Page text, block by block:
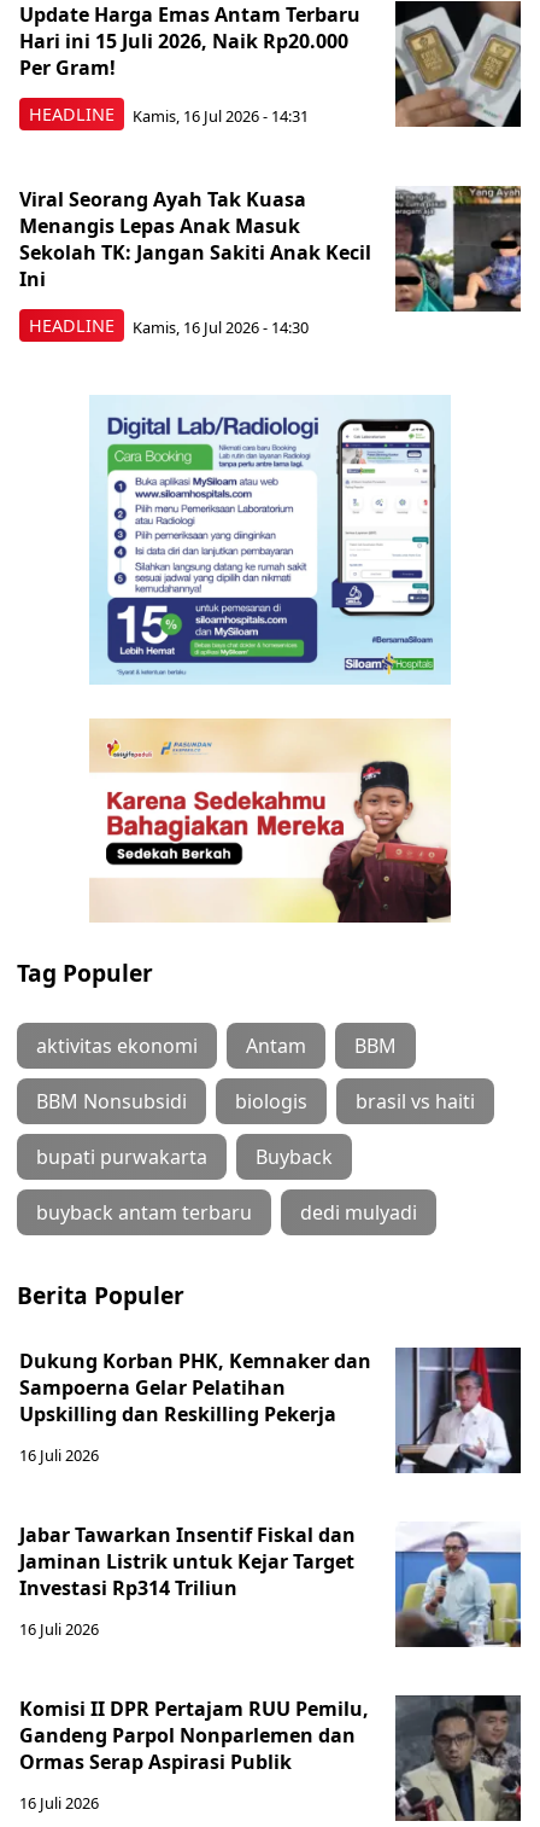
HEADLINE
Update Harga Emas Antam Terbaru
Hari ini 15 Juli 2026, Naik Rp20.000
Per Gram!
Kamis, 16 Jul 2026 - 14:31
HEADLINE
Viral Seorang Ayah Tak Kuasa
Menangis Lepas Anak Masuk
Sekolah TK: Jangan Sakiti Anak Kecil
Ini
Kamis, 16 Jul 2026 - 14:30
Tag Populer
aktivitas ekonomi Antam BBM
BBM Nonsubsidi biologis brasil vs haiti
bupati purwakarta Buyback
buyback antam terbaru dedi mulyadi
Berita Populer
Dukung Korban PHK, Kemnaker dan
Sampoerna Gelar Pelatihan
Upskilling dan Reskilling Pekerja
16 Juli 2026
Jabar Tawarkan Insentif Fiskal dan
Jaminan Listrik untuk Kejar Target
Investasi Rp314 Triliun
16 Juli 2026
Komisi II DPR Pertajam RUU Pemilu,
Gandeng Parpol Nonparlemen dan
Ormas Serap Aspirasi Publik
16 Juli 2026